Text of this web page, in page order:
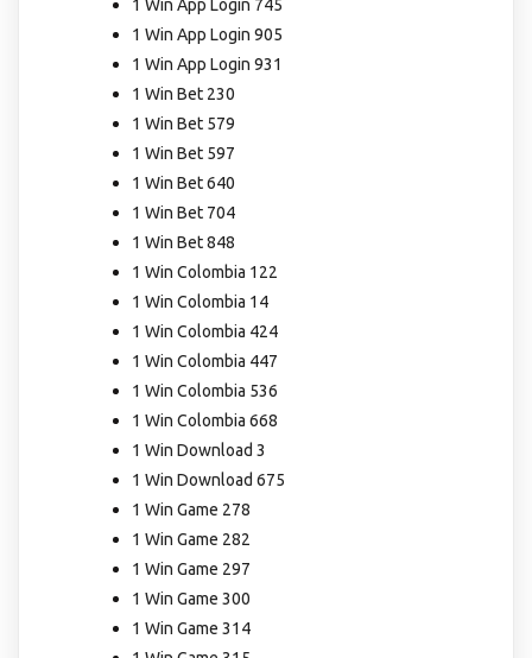
1 Win App Login 745
1 Win App Login 905
1 Win App Login 931
1 Win Bet 230
1 Win Bet 579
1 Win Bet 597
1 Win Bet 640
1 Win Bet 704
1 Win Bet 848
1 Win Colombia 122
1 Win Colombia 14
1 Win Colombia 424
1 Win Colombia 447
1 Win Colombia 536
1 Win Colombia 668
1 Win Download 3
1 Win Download 675
1 Win Game 278
1 Win Game 282
1 Win Game 297
1 Win Game 300
1 Win Game 314